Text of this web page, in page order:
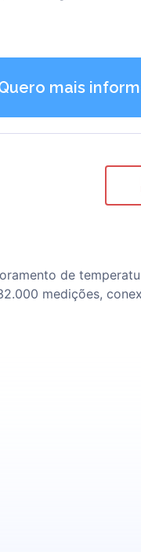
mais
de
medições,